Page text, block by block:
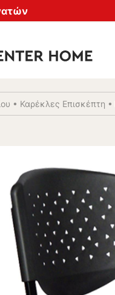
• Καρέκλες Επισκέπτη •